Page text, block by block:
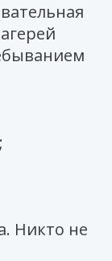
Никто не